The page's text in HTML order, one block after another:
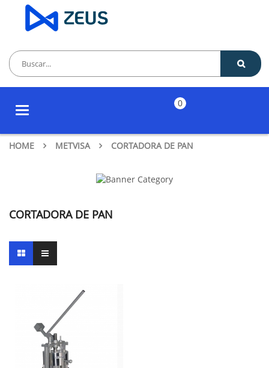
Toggle
0
HOME METVISA CORTADORA DE PAN
CORTADORA DE PAN